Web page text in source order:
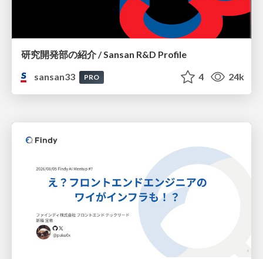
研究開発部の紹介 / Sansan R&D Profile
sansan33
PRO 4 24k